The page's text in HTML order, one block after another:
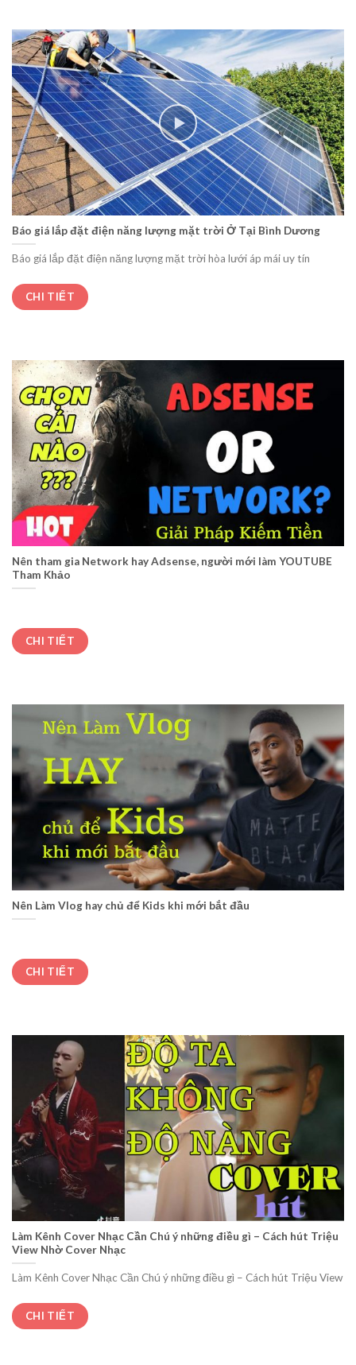
Báo giá lắp đặt điện năng lượng mặt trời Ở Tại Bình Dương
Báo giá lắp đặt điện năng lượng mặt trời hòa lưới áp mái uy tín
CHI TIẾT
Nên tham gia Network hay Adsense, người mới làm YOUTUBE
Tham Khảo
CHI TIẾT
Nên Làm Vlog hay chủ để Kids khi mới bắt đầu
CHI TIẾT
Làm Kênh Cover Nhạc Cần Chú ý những điều gì – Cách hút Triệu
View Nhờ Cover Nhạc
Làm Kênh Cover Nhạc Cần Chú ý những điều gì – Cách hút Triệu View
CHI TIẾT